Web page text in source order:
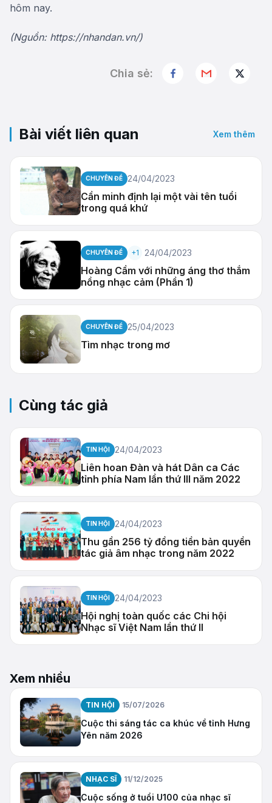
hôm nay.
(Nguồn: https://nhandan.vn/)
Chia sẻ:
Bài viết liên quan Xem thêm
CHUYÊN ĐỀ 24/04/2023
Cần minh định lại một vài tên tuổi
trong quá khứ
CHUYÊN ĐỀ +1 24/04/2023
Hoàng Cầm với những áng thơ thắm
nồng nhạc cảm (Phần 1)
CHUYÊN ĐỀ 25/04/2023
Tìm nhạc trong mơ
Cùng tác giả
TIN HỘI 24/04/2023
Liên hoan Đàn và hát Dân ca Các
tỉnh phía Nam lần thứ III năm 2022
TIN HỘI 24/04/2023
Thu gần 256 tỷ đồng tiền bản quyền
tác giả âm nhạc trong năm 2022
TIN HỘI 24/04/2023
Hội nghị toàn quốc các Chi hội
Nhạc sĩ Việt Nam lần thứ II
Xem nhiều
TIN HỘI 15/07/2026
Cuộc thi sáng tác ca khúc về tỉnh Hưng
Yên năm 2026
NHẠC SĨ 11/12/2025
Cuộc sống ở tuổi U100 của nhạc sĩ